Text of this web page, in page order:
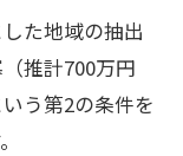
た地域の抽出
推計700万円
う第2の条件を